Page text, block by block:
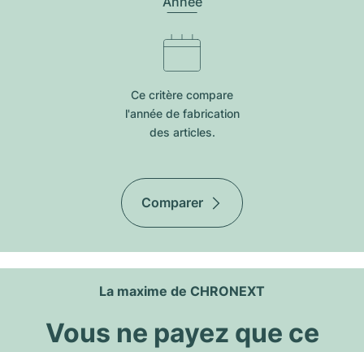
Ce critère compare
l'année de fabrication
des articles.
Comparer
La maxime de CHRONEXT
Vous ne payez que ce